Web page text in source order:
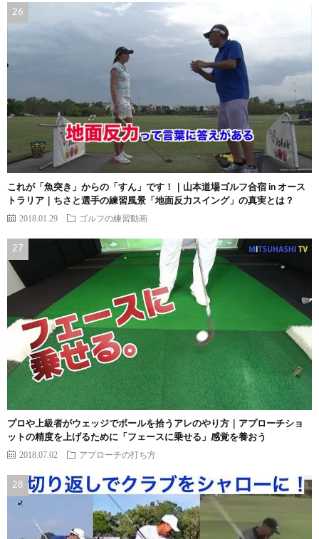
これが「魚突き」からの「すん」です！｜山本道場ゴルフ合宿 in オース
トラリア｜ちさと選手の練習風景「地面反力スイング」の真実とは？
2018.01.29 ゴルフの練習動画
プロや上級者がウェッジでボールを拾うアレのやり方｜アプローチショ
ットの精度を上げるために「フェースに乗せる」感覚を養おう
2018.07.02 アプローチの打ち方